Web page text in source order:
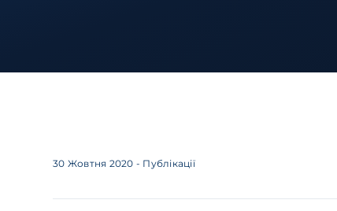
30 Жовтня 2020 - Публікації